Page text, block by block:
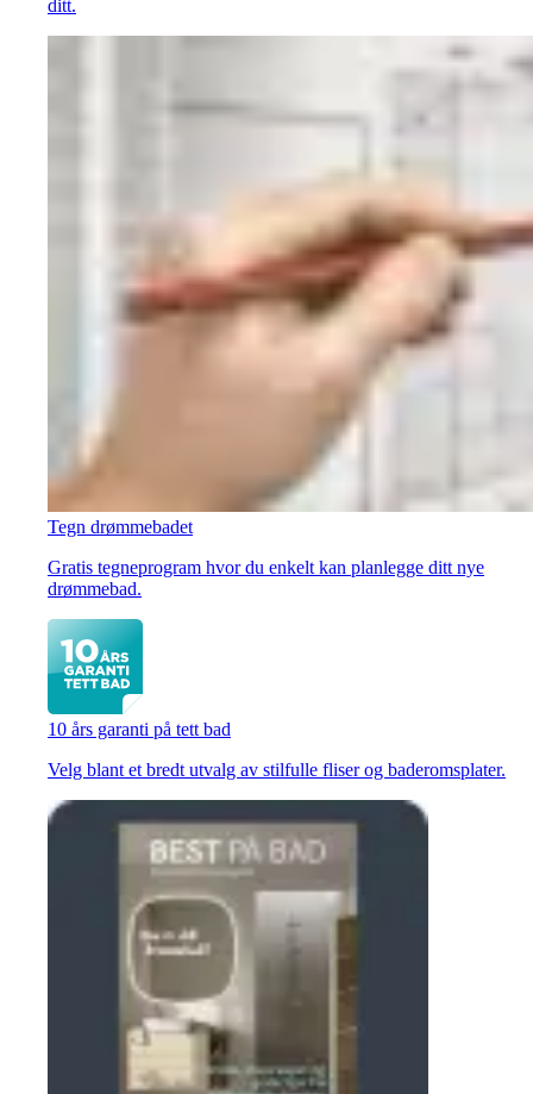
ditt.
Tegn drømmebadet
Gratis tegneprogram hvor du enkelt kan planlegge ditt nye
drømmebad.
10 års garanti på tett bad
Velg blant et bredt utvalg av stilfulle fliser og baderomsplater.